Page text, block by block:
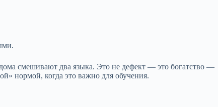
смешивают два языка. Это не дефект — это богатство —
нормой, когда это важно для обучения.